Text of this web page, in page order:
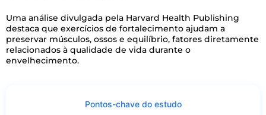
Uma análise divulgada pela Harvard Health Publishing
destaca que exercícios de fortalecimento ajudam a
preservar músculos, ossos e equilíbrio, fatores diretamente
relacionados à qualidade de vida durante o
envelhecimento.
Pontos-chave do estudo